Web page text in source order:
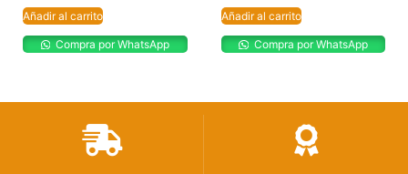
Añadir al carrito
Compra por WhatsApp
Añadir al carrito
Compra por WhatsApp